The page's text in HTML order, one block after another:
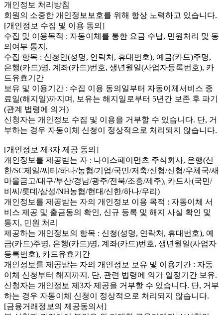
개인정보 처리방침
회원의 소중한 개인정보보호를 위해 항상 노력하고 있습니다.
[개인정보 수집 및 이용 동의]
수집 및 이용목적 : 자동이체를 통한 요금 수납, 민원처리 및 동
의여부 통지,
수집 항목 : 신청인(성명, 연락처, 휴대번호), 예금(카드)주명,
은행(카드)명, 계좌(카드)번호, 생년월일(사업자등록번호), 카
드유효기간
보유 및 이용기간 : 수집 이용 동의일부터 자동이체서비스 종
료일(해지일)까지며, 보유는 해지일로부터 5년간 보존 후 파기
(관계 법령에 의거)
신청자는 개인정보 수집 및 이용을 거부할 수 있습니다. 단, 거
부하는 경우 자동이체 신청이 정상적으로 처리되지 않습니다.
[개인정보 제3자 제공 동의]
개인정보를 제공받는 자 : 나이스페이먼츠 주식회사, 은행(신
한/SC제일/씨티/하나/농협/기업/국민/저축/신협/신협/우체국/새
마을금고/대구/부산/경남/광주/전북/조흥/제주), 카드사(국민/
비씨/롯데/삼성/NH농협/현대/신한/하나/우리)
개인정보를 제공받는 자의 개인정보 이용 목적 : 자동이체 서
비스 제공 및 출금동의 확인, 신규 등록 및 해지 사실 확인 및
통지, 민원 처리
제공하는 개인정보의 항목 : 신청(성명, 연락처, 휴대번호), 예
금(카드)주명, 은행(카드)명, 계좌(카드)번호, 생년월일(사업자
등록번호), 카드유효기간
개인정보를 제공받는 자의 개인정보 보유 및 이용기간 : 자동
이체 신청부터 해지까지. 단, 관련 법령에 의거 일정기간 보유.
신청자는 개인정보 제3자 제공을 거부할 수 있습니다. 단, 거부
하는 경우 자동이체 신청이 정상적으로 처리되지 않습니다.
[금융거래정보의 제공동의서]